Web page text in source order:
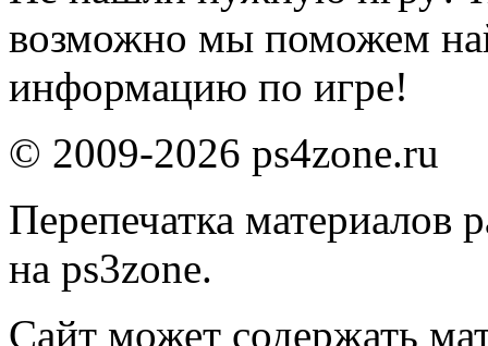
возможно мы поможем
информацию по игре!
© 2009-2026 ps4zone.ru
Перепечатка материалов
на ps3zone.
Сайт может содержать